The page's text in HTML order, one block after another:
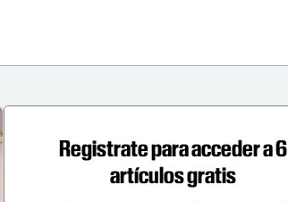
Registrate para acceder a 6
artículos gratis